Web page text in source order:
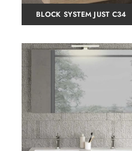
BLOCK SYSTEM JUST C34